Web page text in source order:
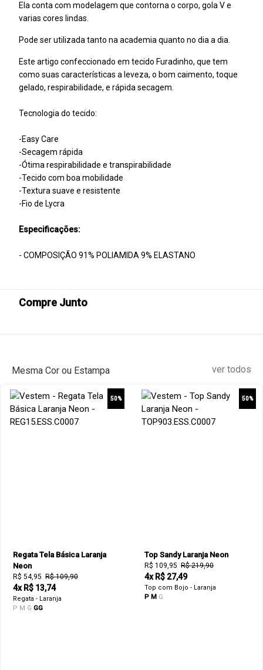
Ela conta com modelagem que contorna o corpo, gola V e
varias cores lindas.
Pode ser utilizada tanto na academia quanto no dia a dia.
Este artigo confeccionado em tecido Furadinho, que tem
como suas características a leveza, o bom caimento, toque
gelado, respirabilidade, e rápida secagem.
Tecnologia do tecido:
-Easy Care
-Secagem rápida
-Ótima respirabilidade e transpirabilidade
-Tecido com boa mobilidade
-Textura suave e resistente
-Fio de Lycra
Especificações:
- COMPOSIÇÃO 91% POLIAMIDA 9% ELASTANO
Compre Junto
Mesma Cor ou Estampa ver todos
50%
Regata Tela Básica Laranja
Neon
R$ 54,95 R$ 109,90
4x R$ 13,74
Regata - Laranja
P M G GG
50%
Top Sandy Laranja Neon
R$ 109,95 R$ 219,90
4x R$ 27,49
Top com Bojo - Laranja
P M G